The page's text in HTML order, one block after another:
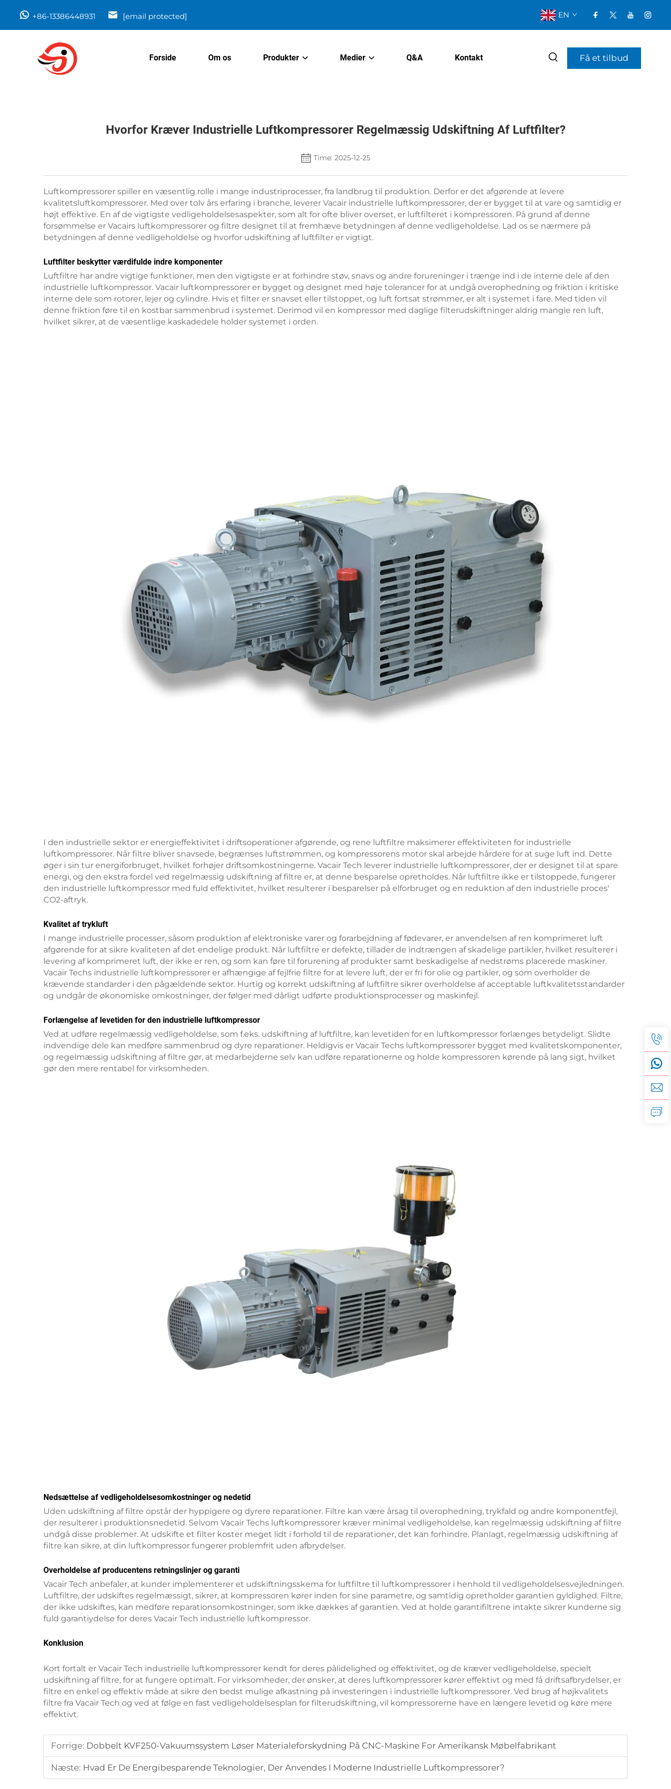
+86-13386448931 [email protected] EN
Forside Om os Produkter Medier Q&A Kontakt Få et tilbud
Hvorfor Kræver Industrielle Luftkompressorer Regelmæssig Udskiftning Af Luftfilter?
Time: 2025-12-25
Luftkompressorer spiller en væsentlig rolle i mange industriprocesser, fra landbrug til produktion. Derfor er det afgørende at levere
kvalitetsluftkompressorer. Med over tolv års erfaring i branche, leverer Vacair industrielle luftkompressorer, der er bygget til at vare og samtidig er
højt effektive. En af de vigtigste vedligeholdelsesaspekter, som alt for ofte bliver overset, er luftfilteret i kompressoren. På grund af denne
forsømmelse er Vacairs luftkompressorer og filtre designet til at fremhæve betydningen af denne vedligeholdelse. Lad os se nærmere på
betydningen af denne vedligeholdelse og hvorfor udskiftning af luftfilter er vigtigt.
Luftfilter beskytter værdifulde indre komponenter
Luftfiltre har andre vigtige funktioner, men den vigtigste er at forhindre støv, snavs og andre forureninger i trænge ind i de interne dele af den
industrielle luftkompressor. Vacair luftkompressorer er bygget og designet med høje tolerancer for at undgå overophedning og friktion i kritiske
interne dele som rotorer, lejer og cylindre. Hvis et filter er snavset eller tilstoppet, og luft fortsat strømmer, er alt i systemet i fare. Med tiden vil
denne friktion føre til en kostbar sammenbrud i systemet. Derimod vil en kompressor med daglige filterudskiftninger aldrig mangle ren luft,
hvilket sikrer, at de væsentlige kaskadedele holder systemet i orden.
I den industrielle sektor er energieffektivitet i driftsoperationer afgørende, og rene luftfiltre maksimerer effektiviteten for industrielle
luftkompressorer. Når filtre bliver snavsede, begrænses luftstrømmen, og kompressorens motor skal arbejde hårdere for at suge luft ind. Dette
øger i sin tur energiforbruget, hvilket forhøjer driftsomkostningerne. Vacair Tech leverer industrielle luftkompressorer, der er designet til at spare
energi, og den ekstra fordel ved regelmæssig udskiftning af filtre er, at denne besparelse opretholdes. Når luftfiltre ikke er tilstoppede, fungerer
den industrielle luftkompressor med fuld effektivitet, hvilket resulterer i besparelser på elforbruget og en reduktion af den industrielle proces'
CO2-aftryk.
Kvalitet af trykluft
I mange industrielle processer, såsom produktion af elektroniske varer og forarbejdning af fødevarer, er anvendelsen af ren komprimeret luft
afgørende for at sikre kvaliteten af det endelige produkt. Når luftfiltre er defekte, tillader de indtrængen af skadelige partikler, hvilket resulterer i
levering af komprimeret luft, der ikke er ren, og som kan føre til forurening af produkter samt beskadigelse af nedstrøms placerede maskiner.
Vacair Techs industrielle luftkompressorer er afhængige af fejlfrie filtre for at levere luft, der er fri for olie og partikler, og som overholder de
krævende standarder i den pågældende sektor. Hurtig og korrekt udskiftning af luftfiltre sikrer overholdelse af acceptable luftkvalitetsstandarder
og undgår de økonomiske omkostninger, der følger med dårligt udførte produktionsprocesser og maskinfejl.
Forlængelse af levetiden for den industrielle luftkompressor
Ved at udføre regelmæssig vedligeholdelse, som f.eks. udskiftning af luftfiltre, kan levetiden for en luftkompressor forlænges betydeligt. Slidte
indvendige dele kan medføre sammenbrud og dyre reparationer. Heldigvis er Vacair Techs luftkompressorer bygget med kvalitetskomponenter,
og regelmæssig udskiftning af filtre gør, at medarbejderne selv kan udføre reparationerne og holde kompressoren kørende på lang sigt, hvilket
gør den mere rentabel for virksomheden.
Nedsættelse af vedligeholdelsesomkostninger og nedetid
Uden udskiftning af filtre opstår der hyppigere og dyrere reparationer. Filtre kan være årsag til overophedning, trykfald og andre komponentfejl,
der resulterer i produktionsnedetid. Selvom Vacair Techs luftkompressorer kræver minimal vedligeholdelse, kan regelmæssig udskiftning af filtre
undgå disse problemer. At udskifte et filter koster meget lidt i forhold til de reparationer, det kan forhindre. Planlagt, regelmæssig udskiftning af
filtre kan sikre, at din luftkompressor fungerer problemfrit uden afbrydelser.
Overholdelse af producentens retningslinjer og garanti
Vacair Tech anbefaler, at kunder implementerer et udskiftningsskema for luftfiltre til luftkompressorer i henhold til vedligeholdelsesvejledningen.
Luftfiltre, der udskiftes regelmæssigt, sikrer, at kompressoren kører inden for sine parametre, og samtidig opretholder garantien gyldighed. Filtre,
der ikke udskiftes, kan medføre reparationsomkostninger, som ikke dækkes af garantien. Ved at holde garantifiltrene intakte sikrer kunderne sig
fuld garantiydelse for deres Vacair Tech industrielle luftkompressor.
Konklusion
Kort fortalt er Vacair Tech industrielle luftkompressorer kendt for deres pålidelighed og effektivitet, og de kræver vedligeholdelse, specielt
udskiftning af filtre, for at fungere optimalt. For virksomheder, der ønsker, at deres luftkompressorer kører effektivt og med få driftsafbrydelser, er
filtre en enkel og effektiv måde at sikre den bedst mulige afkastning på investeringen i industrielle luftkompressorer. Ved brug af højkvalitets
filtre fra Vacair Tech og ved at følge en fast vedligeholdelsesplan for filterudskiftning, vil kompressorerne have en længere levetid og køre mere
effektivt.
Forrige: Dobbelt KVF250-Vakuumssystem Løser Materialeforskydning På CNC-Maskine For Amerikansk Møbelfabrikant
Næste: Hvad Er De Energibesparende Teknologier, Der Anvendes I Moderne Industrielle Luftkompressorer?